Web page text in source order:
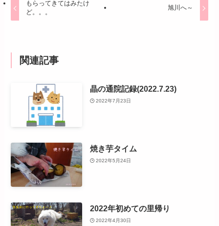
もらってきてはみたけ
ど。。。
旭川へ～
関連記事
晶の通院記録(2022.7.23)
2022年7月23日
焼き芋タイム
2022年5月24日
2022年初めての里帰り
2022年4月30日